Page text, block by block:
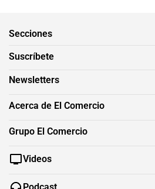
Secciones
Suscríbete
Newsletters
Acerca de El Comercio
Grupo El Comercio
Videos
Podcast